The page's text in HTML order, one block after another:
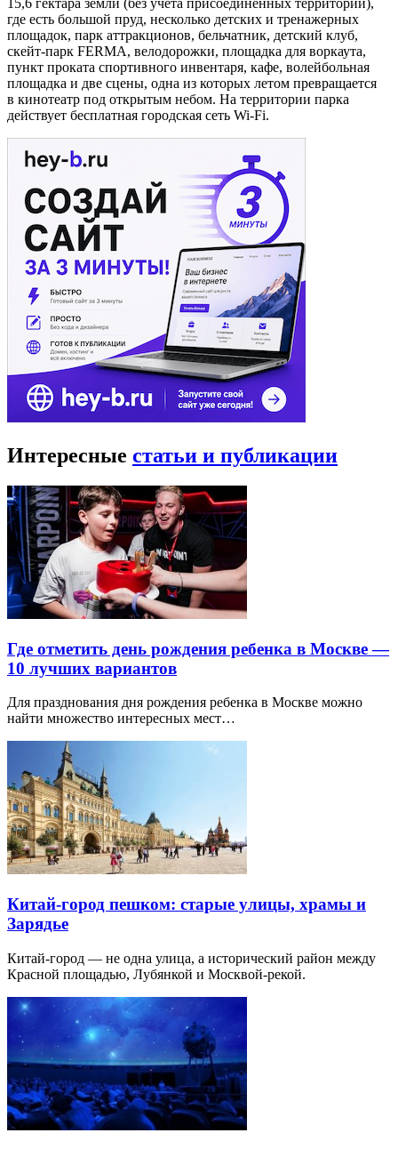
15,6 гектара земли (без учета присоединенных территорий),
где есть большой пруд, несколько детских и тренажерных
площадок, парк аттракционов, бельчатник, детский клуб,
скейт-парк FERMA, велодорожки, площадка для воркаута,
пункт проката спортивного инвентаря, кафе, волейбольная
площадка и две сцены, одна из которых летом превращается
в кинотеатр под открытым небом. На территории парка
действует бесплатная городская сеть Wi-Fi.
Интересные статьи и публикации
Где отметить день рождения ребенка в Москве —
10 лучших вариантов
Для празднования дня рождения ребенка в Москве можно
найти множество интересных мест…
Китай-город пешком: старые улицы, храмы и
Зарядье
Китай-город — не одна улица, а исторический район между
Красной площадью, Лубянкой и Москвой-рекой.